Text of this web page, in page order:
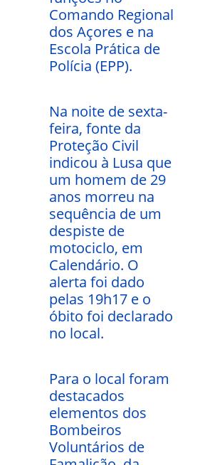
Comando Regional
dos Açores e na
Escola Prática de
Polícia (EPP).
Na noite de sexta-
feira, fonte da
Proteção Civil
indicou à Lusa que
um homem de 29
anos morreu na
sequência de um
despiste de
motociclo, em
Calendário. O
alerta foi dado
pelas 19h17 e o
óbito foi declarado
no local.
Para o local foram
destacados
elementos dos
Bombeiros
Voluntários de